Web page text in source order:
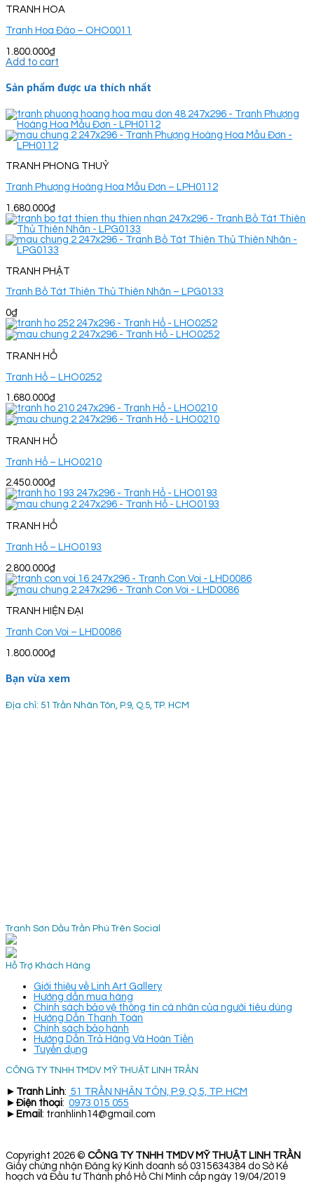
TRANH HOA
Tranh Hoa Đào – OHO0011
1.800.000₫
Add to cart
Sản phẩm được ưa thích nhất
TRANH PHONG THUỶ
Tranh Phượng Hoàng Hoa Mẫu Đơn – LPH0112
1.680.000₫
TRANH PHẬT
Tranh Bồ Tát Thiên Thủ Thiên Nhãn – LPG0133
0₫
TRANH HỔ
Tranh Hổ – LHO0252
1.680.000₫
TRANH HỔ
Tranh Hổ – LHO0210
2.450.000₫
TRANH HỔ
Tranh Hổ – LHO0193
2.800.000₫
TRANH HIỆN ĐẠI
Tranh Con Voi – LHD0086
1.800.000₫
Bạn vừa xem
Địa chỉ: 51 Trần Nhân Tôn, P.9, Q.5, TP. HCM
Tranh Sơn Dầu Trần Phú Trên Social
Hỗ Trợ Khách Hàng
Giới thiệu về Linh Art Gallery
Hướng dẫn mua hàng
Chính sách bảo vệ thông tin cá nhân của người tiêu dùng
Hướng Dẫn Thanh Toán
Chính sách bảo hành
Hướng Dẫn Trả Hàng Và Hoàn Tiền
Tuyển dụng
CÔNG TY TNHH TMDV MỸ THUẬT LINH TRẦN
► Tranh Linh: 51 TRẦN NHÂN TÔN, P.9, Q.5, TP. HCM
► Điện thoại: 0973 015 055
► Email : tranhlinh14@gmail.com
Copyright 2026 © CÔNG TY TNHH TMDV MỸ THUẬT LINH TRẦN
Giấy chứng nhận Đăng ký Kinh doanh số 0315634384 do Sở Kế
hoạch và Đầu tư Thành phố Hồ Chí Minh cấp ngày 19/04/2019